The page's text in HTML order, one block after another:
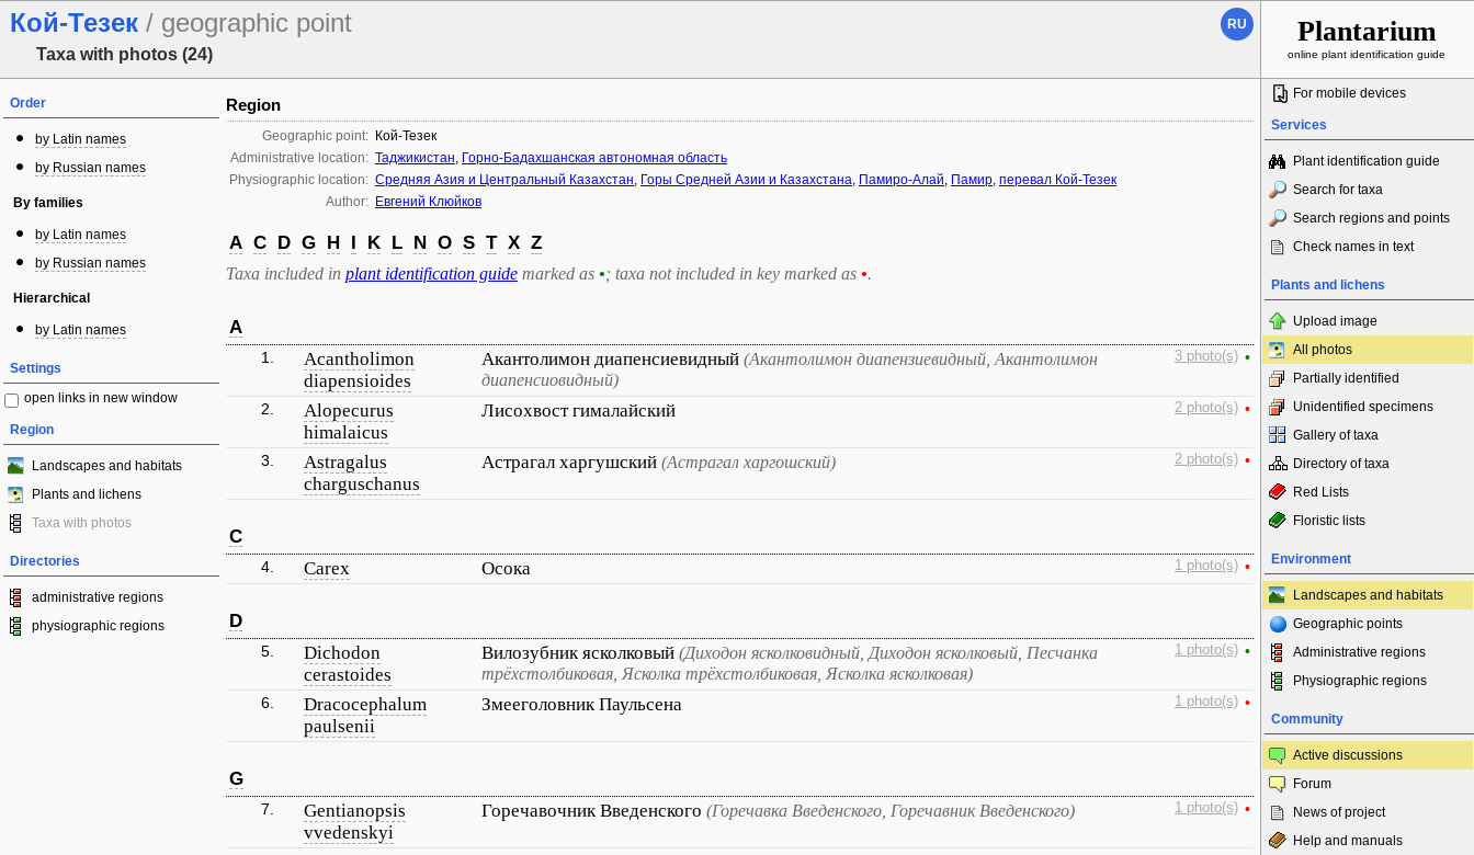
Кой-Тезек / geographic point
Taxa with photos (24)
RU Plantarium
online plant identification guide
Order
by Latin names
by Russian names
By families
by Latin names
by Russian names
Hierarchical
by Latin names
Settings
open links in new window
Region
Landscapes and habitats
Plants and lichens
Taxa with photos
Directories
administrative regions
physiographic regions
Region
Geographic point: Кой-Тезек
Administrative location: Таджикистан, Горно-Бадахшанская автономная область
Physiographic location: Средняя Азия и Центральный Казахстан, Горы Средней Азии и Казахстана, Памиро-Алай, Памир, перевал Кой-Тезек
Author: Евгений Клюйков
A C D G H I K L N O S T X Z
Taxa included in plant identification guide marked as •; taxa not included in key marked as •.
A
1.
Acantholimon
diapensioides
Акантолимон диапенсиевидный (Акантолимон диапензиевидный, Акантолимон
диапенсиовидный)
3 photo(s) •
2.
Alopecurus
himalaicus
Лисохвост гималайский 2 photo(s) •
3.
Astragalus
charguschanus
Астрагал харгушский (Астрагал харгошский) 2 photo(s) •
C
4. Carex Осока 1 photo(s) •
D
5.
Dichodon
cerastoides
Вилозубник ясколковый (Диходон ясколковидный, Диходон ясколковый, Песчанка
трёхстолбиковая, Ясколка трёхстолбиковая, Ясколка ясколковая)
1 photo(s) •
6.
Dracocephalum
paulsenii
Змееголовник Паульсена 1 photo(s) •
G
7.
Gentianopsis
vvedenskyi
Горечавочник Введенского (Горечавка Введенского, Горечавник Введенского) 1 photo(s) •
For mobile devices
Services
Plant identification guide
Search for taxa
Search regions and points
Check names in text
Plants and lichens
Upload image
All photos
Partially identified
Unidentified specimens
Gallery of taxa
Directory of taxa
Red Lists
Floristic lists
Environment
Landscapes and habitats
Geographic points
Administrative regions
Physiographic regions
Community
Active discussions
Forum
News of project
Help and manuals